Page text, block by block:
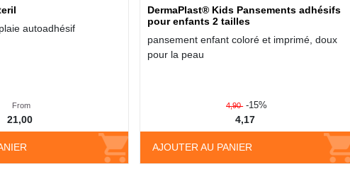
autoadhésif
From
21,00
DermaPlast® Kids Pansements adhésifs
pour enfants 2 tailles
pansement enfant coloré et imprimé, doux
pour la peau
AJOUTER AU PANIER
4,90 -15%
4,17